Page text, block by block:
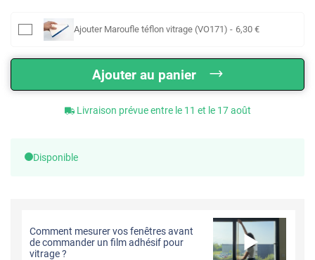
Ajouter Maroufle téflon vitrage (VO171) - 6,30 €
Ajouter au panier
Livraison prévue entre le 11 et le 17 août
Disponible
Comment mesurer vos fenêtres avant
de commander un film adhésif pour
vitrage ?